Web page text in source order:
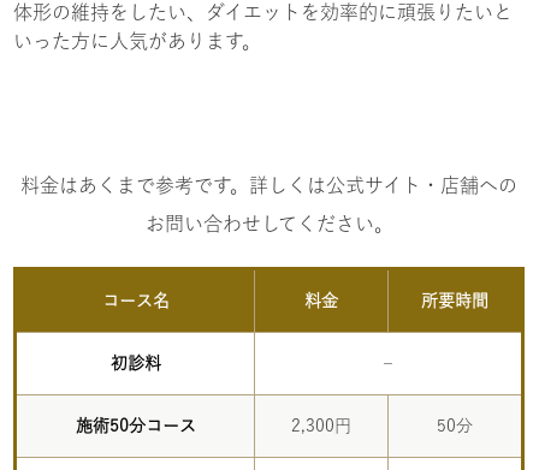
体形の維持をしたい、ダイエットを効率的に頑張りたいと
いった方に人気があります。
料金はあくまで参考です。詳しくは公式サイト・店舗への
お問い合わせしてください。
コース名 料金 所要時間
初診料 –
施術50分コース 2,300円 50分